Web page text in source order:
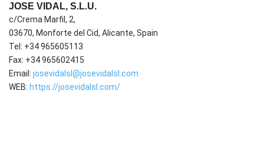
JOSE VIDAL, S.L.U.
c/Crema Marfil, 2,
03670, Monforte del Cid, Alicante, Spain
Tel: +34 965605113
Fax: +34 965602415
Email: josevidalsl@josevidalsl.com
WEB: https://josevidalsl.com/